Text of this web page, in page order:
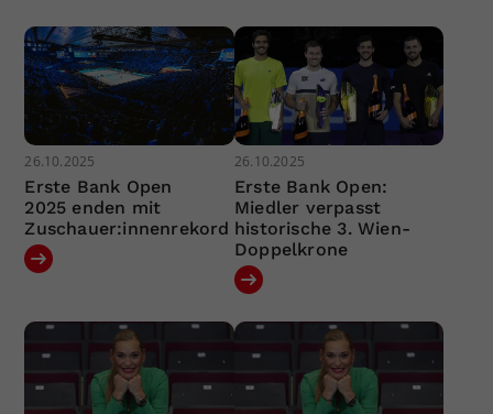
26.10.2025
Erste Bank Open
2025 enden mit
Zuschauer:innenrekord
26.10.2025
Erste Bank Open:
Miedler verpasst
historische 3. Wien-
Doppelkrone